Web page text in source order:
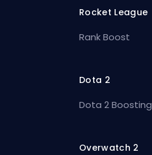
Rocket League
Rank Boost
Dota 2
Dota 2 Boosting
Overwatch 2